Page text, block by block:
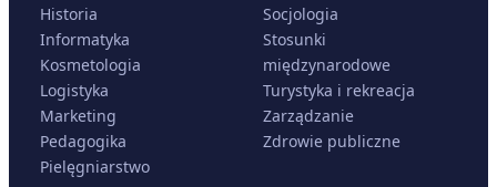
Historia
Informatyka
Kosmetologia
Logistyka
Marketing
Pedagogika
Pielęgniarstwo
Socjologia
Stosunki
międzynarodowe
Turystyka i rekreacja
Zarządzanie
Zdrowie publiczne